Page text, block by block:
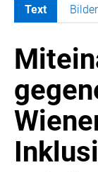
MELDUNGEN
COCA-COLA
COCA-COLA HBC
RÖMERQUELLE
ÖSTERREICHISCHE
KESCH
Text Bilder